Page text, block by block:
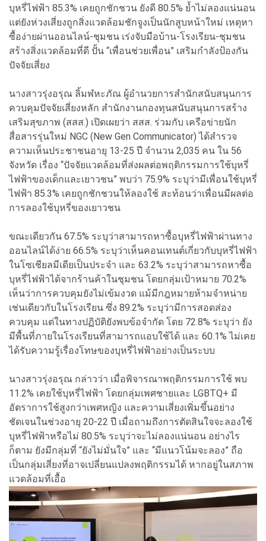
บุหรี่ไฟฟ้า 85.3% เคยถูกชักชวน ยังดี 80.5% ย้ำไม่ลองแน่นอน
แต่ยังห่วงเสี่ยงถูกสิ่งแวดล้อมชักจูงเป็นนักสูบหน้าใหม่ เหตุหา
ซื้อง่ายผ่านออนไลน์-ชุมชน เร่งจับมือบ้าน-โรงเรียน-ชุมชน
สร้างสิ่งแวดล้อมที่ดี ปั้น “เพื่อนช่วยเพื่อน” เสริมกำลังป้องกัน
ปัจจัยเสี่ยง
นางสาวรุ่งอรุณ ลิ้มฬหะภัณ ผู้อำนวยการสำนักสนับสนุนการ
ควบคุมปัจจัยเสี่ยงหลัก สำนักงานกองทุนสนับสนุนการสร้าง
เสริมสุขภาพ (สสส.) เปิดเผยว่า สสส. ร่วมกับ เครือข่ายนัก
สื่อสารรุ่นใหม่ NGC (New Gen Communicator) ได้สำรวจ
ความเห็นประชาชนอายุ 13-25 ปี จำนวน 2,035 คน ใน 56
จังหวัด เรื่อง “ปัจจัยแวดล้อมที่ส่งผลต่อพฤติกรรมการใช้บุหรี่
ไฟฟ้าของเด็กและเยาวชน” พบว่า 75.9% ระบุว่ามีเพื่อนใช้บุหรี่
ไฟฟ้า 85.3% เคยถูกชักชวนให้ลองใช้ สะท้อนว่าเพื่อนมีผลต่อ
การลองใช้บุหรี่ของเยาวชน
ขณะเดียวกัน 67.5% ระบุว่าสามารถหาซื้อบุหรี่ไฟฟ้าผ่านทาง
ออนไลน์ได้ง่าย 66.5% ระบุว่าเห็นคอนเทนต์เกี่ยวกับบุหรี่ไฟฟ้า
ในโซเชียลมีเดียเป็นประจำ และ 63.2% ระบุว่าสามารถหาซื้อ
บุหรี่ไฟฟ้าได้จากร้านค้าในชุมชน โดยกลุ่มเป้าหมาย 70.2%
เห็นว่าการควบคุมยังไม่เข้มงวด แม้มีกฎหมายห้ามจำหน่าย
เช่นเดียวกับในโรงเรียน ซึ่ง 89.2% ระบุว่ามีการสอดส่อง
ควบคุม แต่ในทางปฏิบัติยังพบข้อจำกัด โดย 72.8% ระบุว่า ยัง
มีพื้นที่ภายในโรงเรียนที่สามารถแอบใช้ได้ และ 60.1% ไม่เคย
ได้รับความรู้เรื่องโทษของบุหรี่ไฟฟ้าอย่างเป็นระบบ
นางสาวรุ่งอรุณ กล่าวว่า เมื่อพิจารณาพฤติกรรมการใช้ พบ
11.2% เคยใช้บุหรี่ไฟฟ้า โดยกลุ่มเพศชายและ LGBTQ+ มี
อัตราการใช้สูงกว่าเพศหญิง และความเสี่ยงเพิ่มขึ้นอย่าง
ชัดเจนในช่วงอายุ 20-22 ปี เมื่อถามถึงการตัดสินใจจะลองใช้
บุหรี่ไฟฟ้าหรือไม่ 80.5% ระบุว่าจะไม่ลองแน่นอน อย่างไร
ก็ตาม ยังมีกลุ่มที่ “ยังไม่มั่นใจ” และ “มีแนวโน้มจะลอง” ถือ
เป็นกลุ่มเสี่ยงที่อาจเปลี่ยนแปลงพฤติกรรมได้ หากอยู่ในสภาพ
แวดล้อมที่เอื้อ